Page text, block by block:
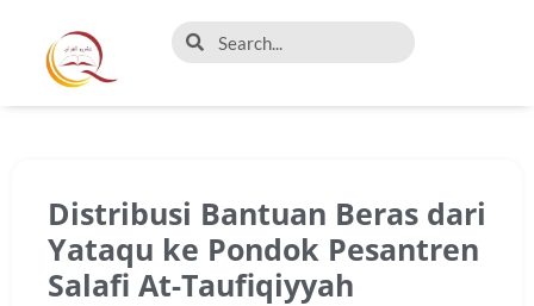
Distribusi Bantuan Beras dari
Yataqu ke Pondok Pesantren
Salafi At-Taufiqiyyah